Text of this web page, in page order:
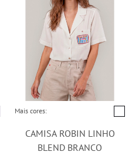
Mais cores:
CAMISA ROBIN LINHO
BLEND BRANCO